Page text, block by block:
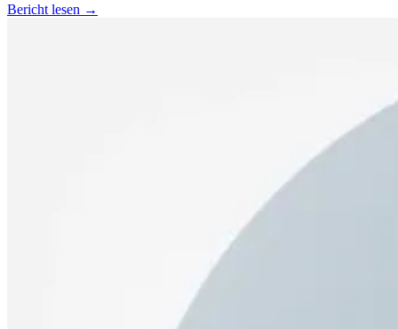
Bericht lesen →